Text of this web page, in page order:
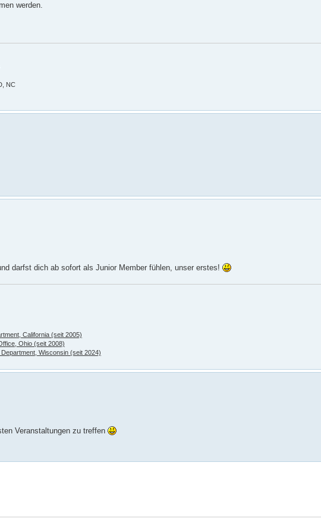
werden.
NC
darfst dich ab sofort als Junior Member fühlen, unser erstes!
California (seit 2005)
Ohio (seit 2008)
Wisconsin (seit 2024)
Veranstaltungen zu treffen